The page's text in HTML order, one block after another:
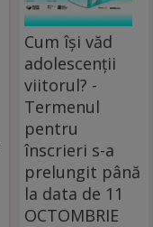
Cum își văd
adolescenții
viitorul? -
Termenul
pentru
înscrieri s-a
prelungit până
la data de 11
OCTOMBRIE